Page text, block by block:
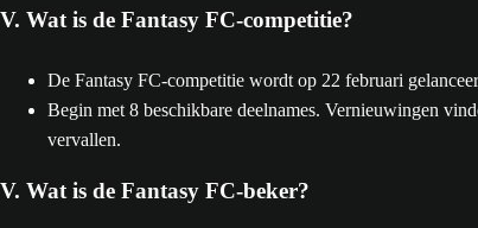
V. Wat is de Fantasy FC-competitie?
De Fantasy FC-competitie wordt op 22 februari
Begin met 8 beschikbare deelnames. Vernieuwingen
vervallen.
V. Wat is de Fantasy FC-beker?